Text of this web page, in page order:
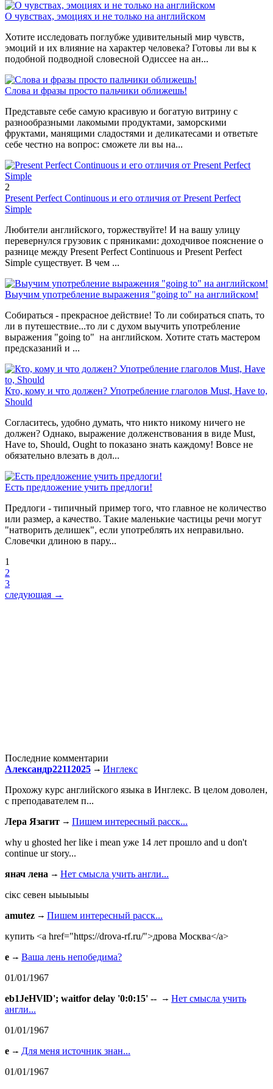
О чувствах, эмоциях и не только на английском
Хотите исследовать поглубже удивительный мир чувств,
эмоций и их влияние на характер человека? Готовы ли вы к
подобной подводной словесной Одиссее на ан...
Слова и фразы просто пальчики оближешь!
Представьте себе самую красивую и богатую витрину с
разнообразными лакомыми продуктами, заморскими
фруктами, манящими сладостями и деликатесами и ответьте
себе честно на вопрос: сможете ли вы на...
2
Present Perfect Continuous и его отличия от Present Perfect
Simple
Любители английского, торжествуйте! И на вашу улицу
перевернулся грузовик с пряниками: доходчивое пояснение о
разнице между Present Perfect Continuous и Present Perfect
Simple существует. В чем ...
Выучим употребление выражения "going to" на английском!
Собираться - прекрасное действие! То ли собираться спать, то
ли в путешествие...то ли с духом выучить употребление
выражения "going to" на английском. Хотите стать мастером
предсказаний и ...
Кто, кому и что должен? Употребление глаголов Must, Have to,
Should
Согласитесь, удобно думать, что никто никому ничего не
должен? Однако, выражение долженствования в виде Must,
Have to, Should, Ought to показано знать каждому! Вовсе не
обязательно влезать в дол...
Есть предложение учить предлоги!
Предлоги - типичный пример того, что главное не количество
или размер, а качество. Такие маленькие частицы речи могут
"натворить делишек", если употреблять их неправильно.
Словечки длиною в пару...
1
2
3
следующая →
Последние комментарии
Александр22112025
Инглекс
Прохожу курс английского языка в Инглекс. В целом доволен,
с преподавателем п...
Лера Язагит
Пишем интересный расск...
why u ghosted her like i mean уже 14 лет прошло and u don't
continue ur story...
янач лена
Нет смысла учить англи...
сiкс севен ыыыыыы
amutez
Пишем интересный расск...
купить <a href="https://drova-rf.ru/">дрова Москва</a>
e
Ваша лень непобедима?
01/01/1967
eb1JeHVlD'; waitfor delay '0:0:15' --
Нет смысла учить
англи...
01/01/1967
e
Для меня источник знан...
01/01/1967